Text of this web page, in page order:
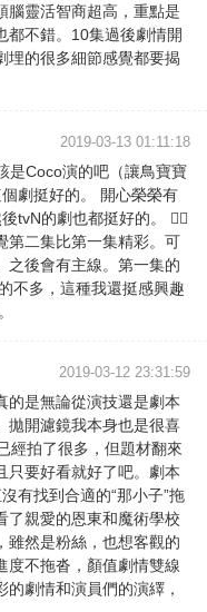
腦靈活智商超高，重點是
都不錯。10集過後劇情開
埋的很多細節感覺都要揭
2019-03-13 01:11:18
是Coco演的吧（讓鳥寶寶
劇挺好的。 開心榮榮有
tvN的劇也都挺好的。 ✌🏻
第二集比第一集精彩。可
之後會有主線。第一集的
不多，這種我還挺感興趣
2019-03-12 23:31:59
的是無論從演技還是劇本
拋開濾鏡我本身也是很喜
經拍了很多，但題材翻來
只要好看就好了吧。劇本
有找到合適的“那小子”拖
了親愛的恩東和魔術學校
雖然是粉絲，也想客觀的
度不拖沓，顏值劇情雙線
的劇情和演員們的演繹，